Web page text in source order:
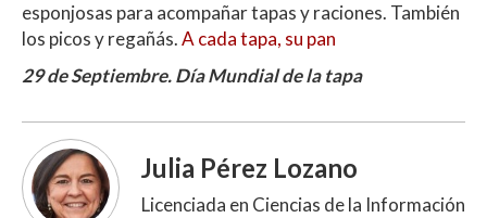
esponjosas para acompañar tapas y raciones. También
los picos y regañás.A cada tapa, su pan
29 de Septiembre. Día Mundial de la tapa
Julia Pérez Lozano
Licenciada en Ciencias de la Información